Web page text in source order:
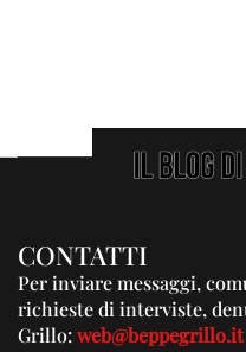
CONTATTI
Per inviare messaggi,
richieste di interviste,
Grillo:web@beppegrillo.it